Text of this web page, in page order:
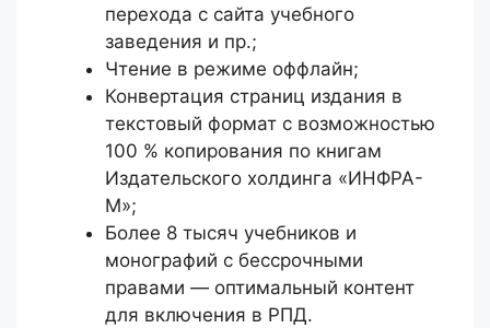
перехода с сайта учебного
заведения и пр.;
Чтение в режиме оффлайн;
Конвертация страниц издания в
текстовый формат с возможностью
100 % копирования по книгам
Издательского холдинга «ИНФРА-
М»;
Более 8 тысяч учебников и
монографий с бессрочными
правами — оптимальный контент
для включения в РПД.